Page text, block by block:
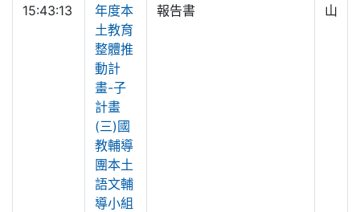
15:43:13
年度本
土教育
整體推
動計
畫-子
計畫
(三)國
教輔導
團本土
語文輔
導小組
報告書
山